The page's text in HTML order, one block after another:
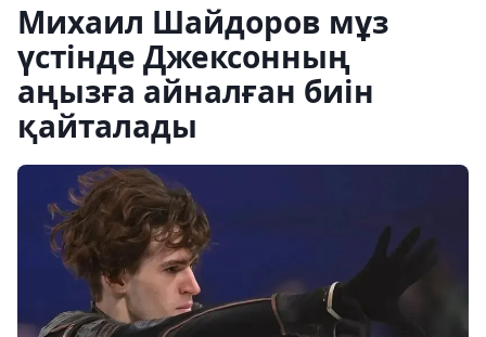
Михаил Шайдоров мұз
үстінде Джексонның
аңызға айналған биін
қайталады